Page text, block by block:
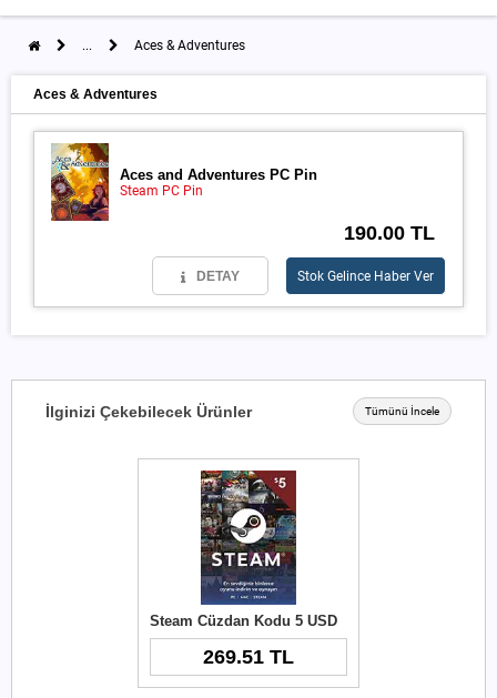
... Aces & Adventures
Aces & Adventures
Aces and Adventures PC Pin
Steam PC Pin
190.00 TL
DETAY Stok Gelince Haber Ver
İlginizi Çekebilecek Ürünler Tümünü İncele
Steam Cüzdan Kodu 5 USD
269.51 TL